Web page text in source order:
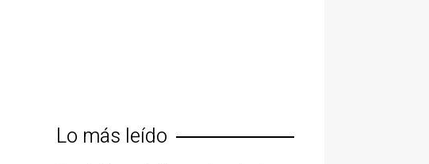
Lo más leído